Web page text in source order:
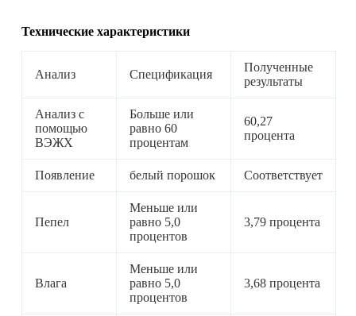
Технические характеристики
Анализ Спецификация
Полученные
результаты
Анализ с
помощью
ВЭЖХ
Больше или
равно 60
процентам
60,27
процента
Появление белый порошок Соответствует
Пепел
Меньше или
равно 5,0
процентов
3,79 процента
Влага
Меньше или
равно 5,0
процентов
3,68 процента